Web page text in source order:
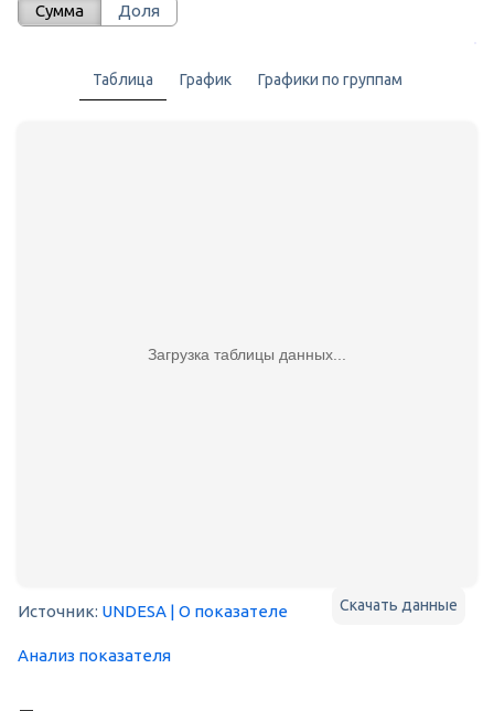
Сумма Доля
Таблица График Графики по группам
Загрузка таблицы данных...
Скачать данные
Источник: UNDESA | О показателе
Анализ показателя